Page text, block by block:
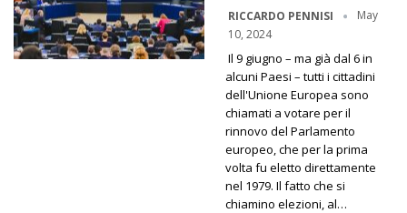
RICCARDO PENNISI
May
10, 2024
Il 9 giugno – ma già dal 6 in
alcuni Paesi – tutti i cittadini
dell'Unione Europea sono
chiamati a votare per il
rinnovo del Parlamento
europeo, che per la prima
volta fu eletto direttamente
nel 1979. Il fatto che si
chiamino elezioni, al…